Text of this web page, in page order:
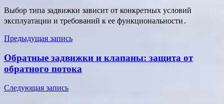
Выбор типа задвижки зависит от конкретных условий
эксплуатации и требований к ее функциональности․
Навигация
по
записям
Предыдущая запись
Обратные задвижки и клапаны: защита от
обратного потока
Следующая запись